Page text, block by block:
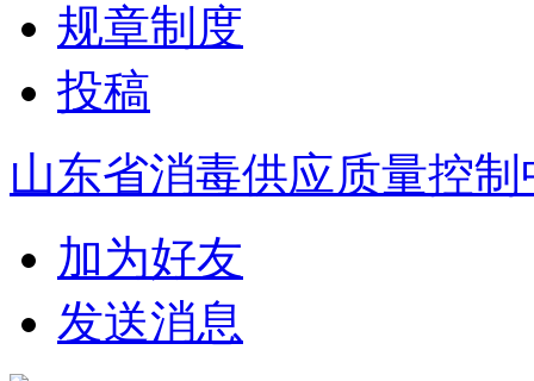
规章制度
投稿
山东省消毒供应质量控制
加为好友
发送消息